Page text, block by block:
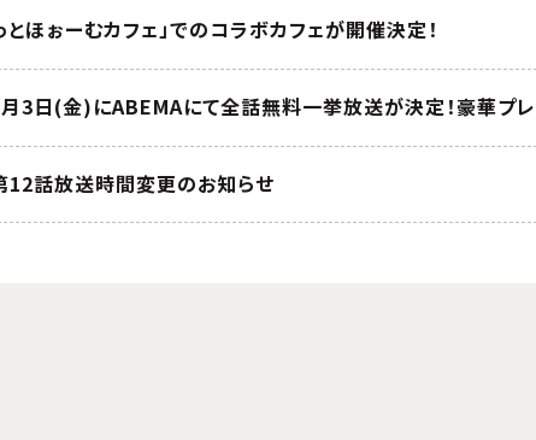
とほぉーむカフェ」でのコラボカフェが開催決定！
3日(金)にABEMAにて全話無料一挙放送が決定！豪華プレ
12話放送時間変更のお知らせ